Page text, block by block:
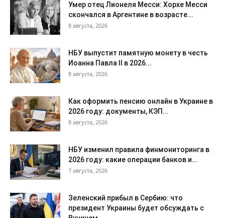
Умер отец Лионеля Месси: Хорхе Месси
скончался в Аргентине в возрасте...
8 августа, 2026
НБУ выпустит памятную монету в честь
Иоанна Павла II в 2026...
8 августа, 2026
Как оформить пенсию онлайн в Украине в
2026 году: документы, КЭП...
8 августа, 2026
НБУ изменил правила финмониторинга в
2026 году: какие операции банков и...
7 августа, 2026
Зеленский прибыл в Сербию: что
президент Украины будет обсуждать с